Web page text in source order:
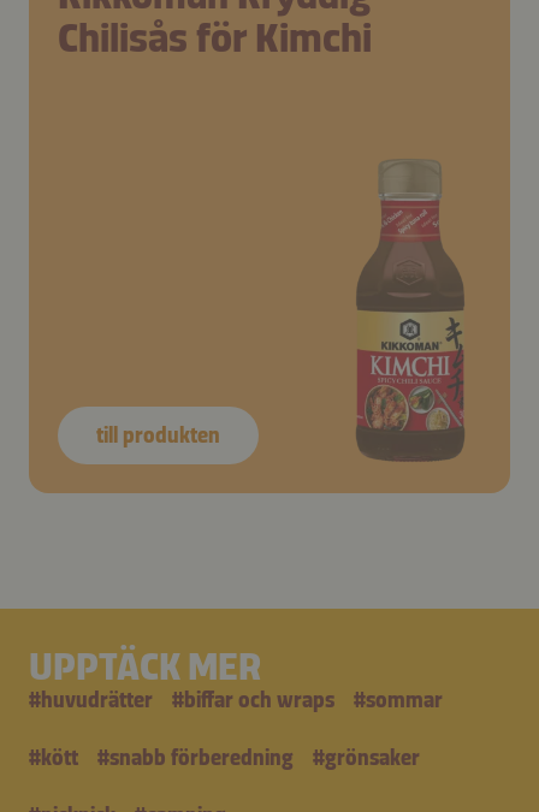
Chilisås för Kimchi
till produkten
UPPTÄCK MER
#huvudrätter #biffar och wraps #sommar
#kött #snabb förberedning #grönsaker